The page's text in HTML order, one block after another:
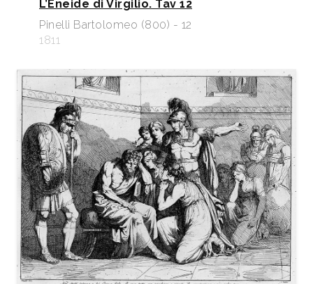
L’Eneide di Virgilio. Tav 12
Pinelli Bartolomeo (800) - 12
1811